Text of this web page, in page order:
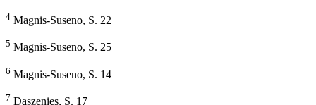
4 Magnis-Suseno, S. 22
5 Magnis-Suseno, S. 25
6 Magnis-Suseno, S. 14
7 Daszenies, S. 17